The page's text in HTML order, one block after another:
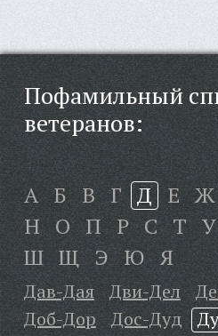
Пофамильный
ветеранов:
А Б В Г Д Е Ж
Н О П Р С Т У
Ш Щ Э Ю Я
Дав-Дая Дви-Дел
Доб-Дор
Дос-Дуд